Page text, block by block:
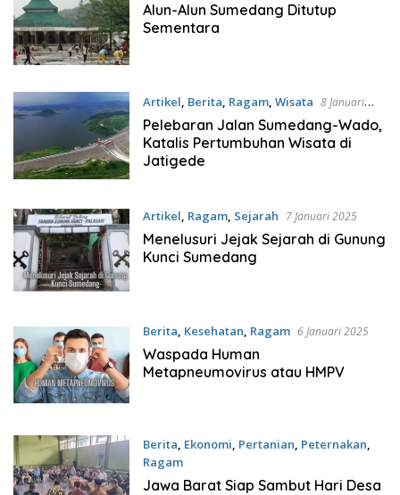
Alun-Alun Sumedang Ditutup
Sementara
Artikel, Berita, Ragam, Wisata 8 Januari
2025
Pelebaran Jalan Sumedang-Wado,
Katalis Pertumbuhan Wisata di
Jatigede
Artikel, Ragam, Sejarah 7 Januari 2025
Menelusuri Jejak Sejarah di Gunung
Kunci Sumedang
Berita, Kesehatan, Ragam 6 Januari 2025
Waspada Human
Metapneumovirus atau HMPV
Berita, Ekonomi, Pertanian, Peternakan,
Ragam
5 Januari 2025
Jawa Barat Siap Sambut Hari Desa